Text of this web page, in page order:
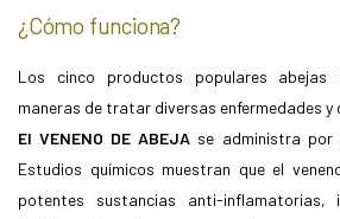
¿Cómo funciona?
Los cinco productos populares abejas
maneras de tratar diversas enfermedades y
El VENENO DE ABEJA se administra por
Estudios químicos muestran que el
potentes sustancias anti-inflamatorias,